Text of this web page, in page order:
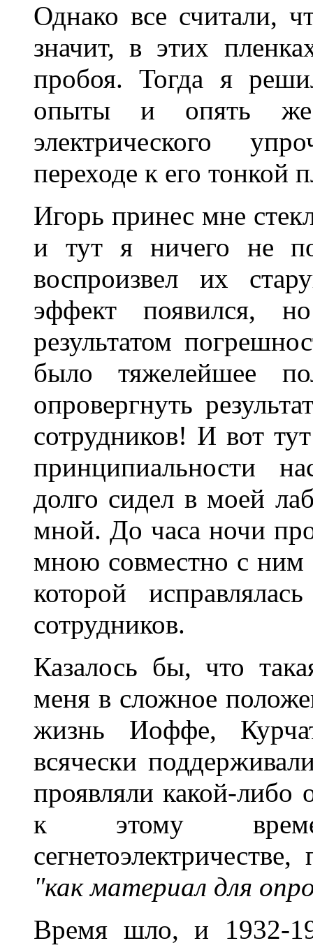
Однако все считали,
значит, в этих
пробоя. Тогда я
опыты и опять же
электрического
переходе к его тонкой
Игорь принес мне
и тут я ничего не
воспроизвел их
эффект появился,
результатом
было тяжелейшее
опровергнуть
сотрудников! И вот
принципиальности
долго сидел в моей
мной. До часа ночи
мною совместно с ним
которой
сотрудников.
Казалось бы, что
меня в сложное
жизнь Иоффе,
всячески
проявляли какой-
к этому
"как материал для
Время шло, и 1932-